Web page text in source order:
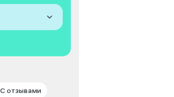
С отзывами